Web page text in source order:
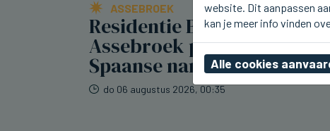
ASSEBROEK
Residentie Berkenhof in
Assebroek pakt uit met
Spaanse namiddag
do 06 augustus 2026, 00:35
website. Dit aanpassen
kan je meer info vinden
Alle cookies